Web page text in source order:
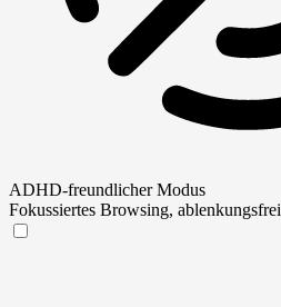
ADHD-freundlicher Modus
Fokussiertes Browsing, ablenkungsfrei